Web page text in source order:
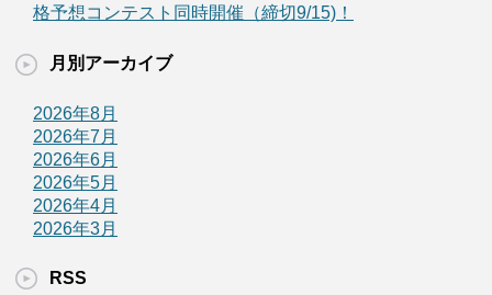
格予想コンテスト同時開催（締切9/15)！
月別アーカイブ
2026年8月
2026年7月
2026年6月
2026年5月
2026年4月
2026年3月
RSS